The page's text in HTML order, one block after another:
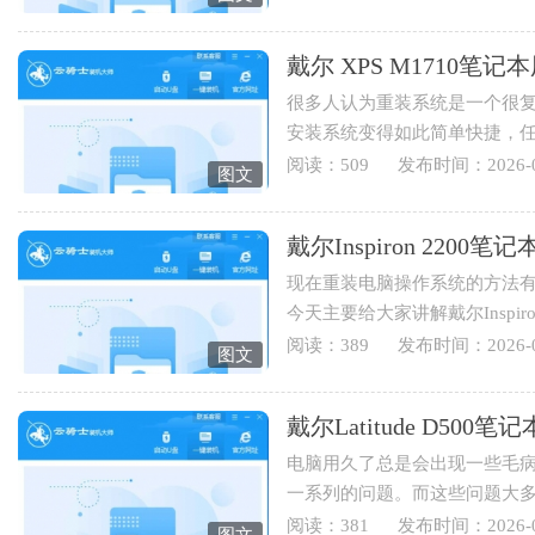
图文
戴尔 XPS M1710笔记
很多人认为重装系统是一个很
安装系统变得如此简单快捷，
装系统，下面就为您讲解戴...
阅读：509 发布时间：2026-
图文
戴尔Inspiron 2200笔记
现在重装电脑操作系统的方法
今天主要给大家讲解戴尔
伴可以学起来哟。1.打开云骑
阅读：389 发布时间：2026-
戴尔Latitude D500笔
电脑用久了总是会出现一些毛
一系列的问题。而这些问题大
于戴尔Latitude D500笔记本用...
阅读：381 发布时间：2026-